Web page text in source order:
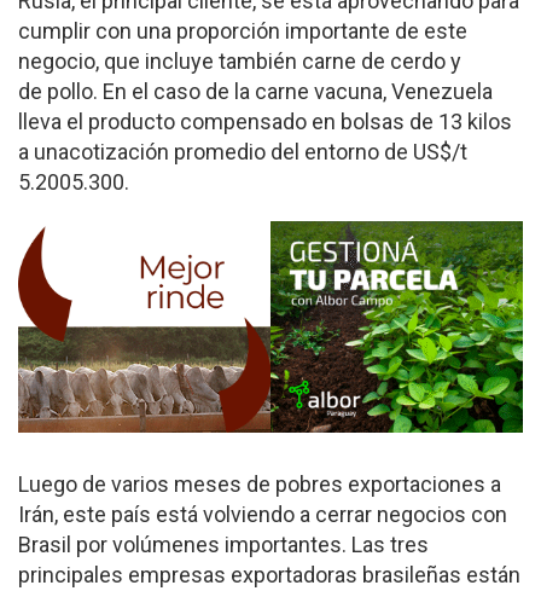
cumplir con una proporción importante de este
negocio, que incluye también carne de cerdo y
de pollo. En el caso de la carne vacuna, Venezuela
lleva el producto compensado en bolsas de 1­3 kilos
a unacotización promedio del entorno de US$/t
5.200­5.300.
Luego de varios meses de pobres exportaciones a
Irán, este país está volviendo a cerrar negocios con
Brasil por volúmenes importantes. Las tres
principales empresas exportadoras brasileñas están